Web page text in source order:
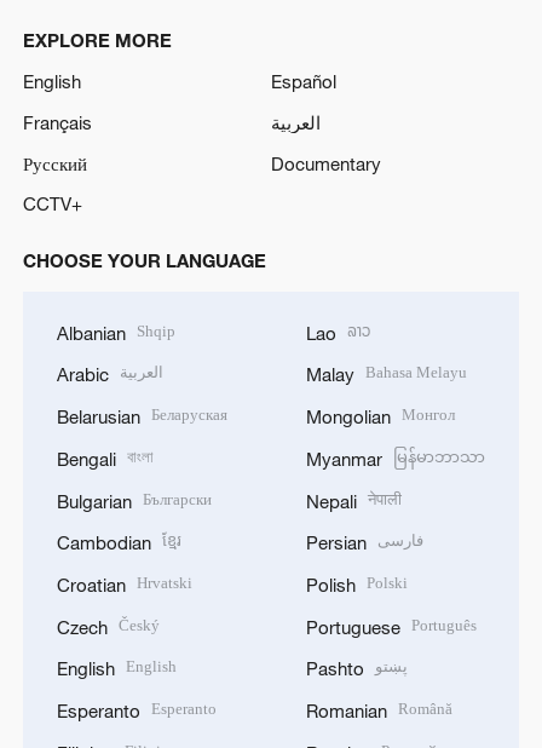
EXPLORE MORE
English
Español
Français
العربية
Русский
Documentary
CCTV+
CHOOSE YOUR LANGUAGE
Albanian Shqip
Arabic العربية
Belarusian Беларуская
Bengali বাংলা
Bulgarian Български
Cambodian ខ្មែរ
Croatian Hrvatski
Czech Český
English English
Esperanto Esperanto
Lao ລາວ
Malay Bahasa Melayu
Mongolian Монгол
Myanmar မြန်မာဘာသာ
Nepali नेपाली
Persian فارسی
Polish Polski
Portuguese Português
Pashto پښتو
Romanian Română